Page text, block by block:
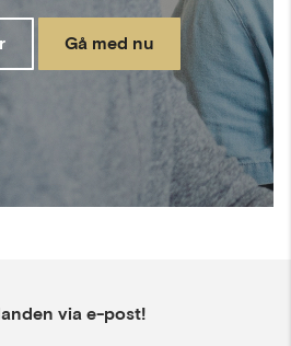
Gå med nu
via e-post!